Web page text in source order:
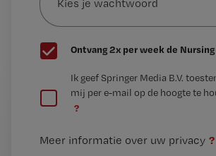
wachtwoord
G
e
t
Ontvang 2x per week de
e
t
Ik geef Springer Media B.V.
mij per e-mail op de hoogte te
?
Meer informatie over uw privacy ?